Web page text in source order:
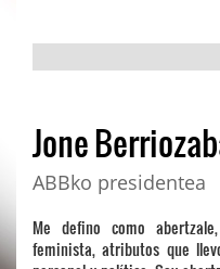
Jone
ABBko presidentea
Me defino como
feminista, atributos que